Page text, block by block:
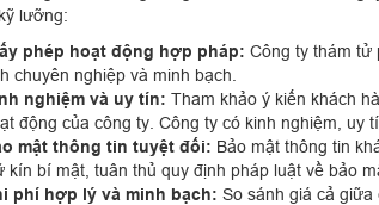
lưỡng:
phép hoạt động hợp pháp: Công ty thám tử
chuyên nghiệp và minh bạch.
nghiệm và uy tín: Tham khảo ý kiến khách
động của công ty. Công ty có kinh nghiệm, uy
mật thông tin tuyệt đối: Bảo mật thông tin
kín bí mật, tuân thủ quy định pháp luật về bảo
phí hợp lý và minh bạch: So sánh giá cả